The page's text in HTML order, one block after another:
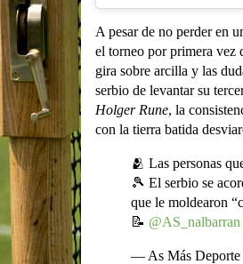
A pesar de no perder en
el torneo por primera vez
gira sobre arcilla y las
serbio de levantar su
Holger Rune, la
con la tierra batida
🫂 Las personas
🎾 El serbio se
que le moldearon
📝 @AS_nalbarran
— As Más Deporte